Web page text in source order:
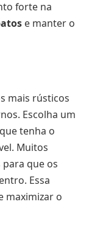
forte na
e manter o
mais rústicos
Escolha um
tenha o
Muitos
que os
Essa
maximizar o